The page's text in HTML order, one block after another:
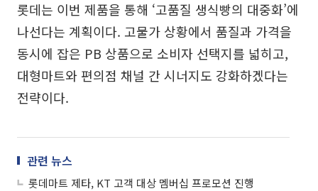
롯데는 이번 제품을 통해 ‘고품질 생식빵의 대중화’에
나선다는 계획이다. 고물가 상황에서 품질과 가격을
동시에 잡은 PB 상품으로 소비자 선택지를 넓히고,
대형마트와 편의점 채널 간 시너지도 강화하겠다는
전략이다.
관련 뉴스
롯데마트 제타, KT 고객 대상 멤버십 프로모션 진행